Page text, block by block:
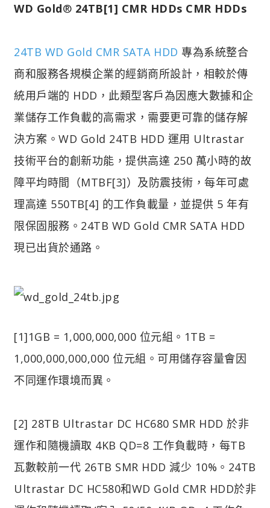
WD Gold® 24TB[1] CMR HDDs CMR HDDs
24TB WD Gold CMR SATA HDD 專為系統整合
商和服務各規模企業的經銷商所設計，相較於傳
統用戶端的 HDD，此類型客戶為因應大數據和企
業儲存工作負載的高需求，需要更可靠的儲存解
決方案。WD Gold 24TB HDD 運用 Ultrastar
技術平台的創新功能，提供高達 250 萬小時的故
障平均時間（MTBF[3]）及防震技術，每年可處
理高達 550TB[4] 的工作負載量，並提供 5 年有
限保固服務。24TB WD Gold CMR SATA HDD
現已出貨於通路。
[1]1GB = 1,000,000,000 位元組。1TB =
1,000,000,000,000 位元組。可用儲存容量會因
不同運作環境而異。
[2] 28TB Ultrastar DC HC680 SMR HDD 於非
運作和隨機讀取 4KB QD=8 工作負載時，每TB
瓦數較前一代 26TB SMR HDD 減少 10%。24TB
Ultrastar DC HC580和WD Gold CMR HDD於非